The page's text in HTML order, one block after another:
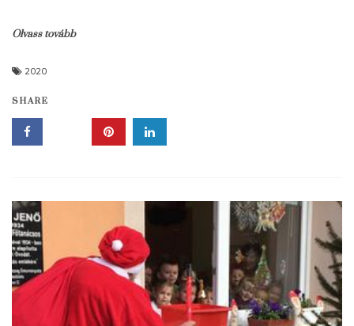
Olvass tovább
2020
SHARE